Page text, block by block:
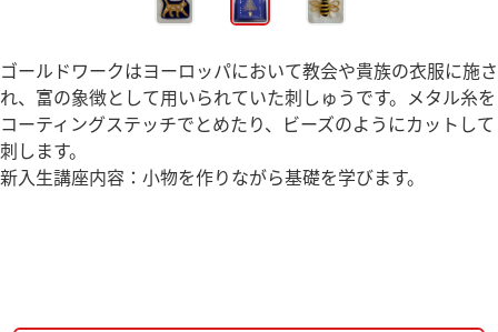
ゴールドワークはヨーロッパにおいて教会や貴族の衣服に施さ
れ、富の象徴として用いられていた刺しゅうです。メタル糸を
コーティングステッチでとめたり、ビーズのようにカットして
刺します。
新入生講座内容：小物を作りながら基礎を学びます。